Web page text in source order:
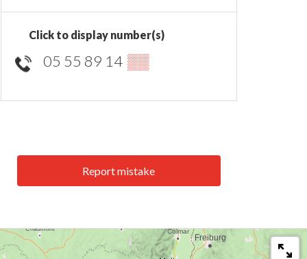
Click to display number(s)
05 55 89 14 ▒▒
Report mistake